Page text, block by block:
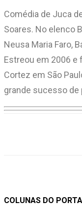
Comédia de Juca
Soares. No elenco
Neusa Maria Faro,
Estreou em 2006 e
Cortez em São
grande sucesso de
COLUNAS DO